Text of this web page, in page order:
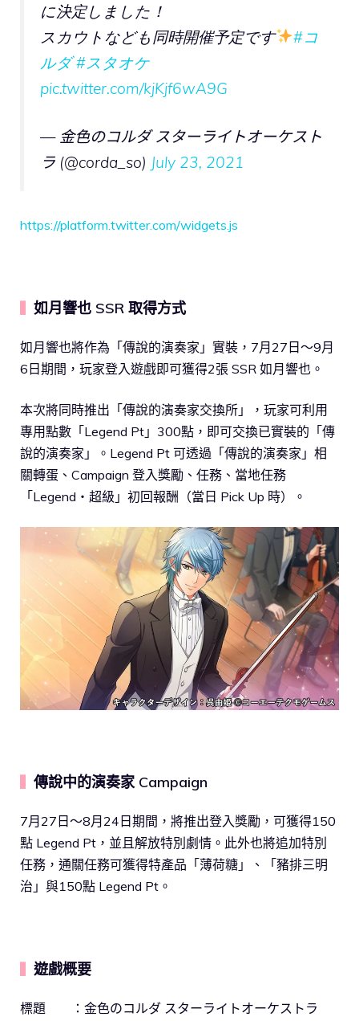
に決定しました！
スカウトなども同時開催予定です
#コ
ルダ #スタオケ
pic.twitter.com/kjKjf6wA9G
— 金色のコルダ スターライトオーケスト
ラ (@corda_so) July 23, 2021
https://platform.twitter.com/widgets.js
如月響也 SSR 取得方式
如月響也將作為「傳說的演奏家」實裝，7月27日～9月
6日期間，玩家登入遊戲即可獲得2張 SSR 如月響也。
本次將同時推出「傳說的演奏家交換所」，玩家可利用
專用點數「Legend Pt」300點，即可交換已實裝的「傳
說的演奏家」。Legend Pt 可透過「傳說的演奏家」相
關轉蛋、Campaign 登入獎勵、任務、當地任務
「Legend・超級」初回報酬（當日 Pick Up 時）。
傳說中的演奏家 Campaign
7月27日～8月24日期間，將推出登入獎勵，可獲得150
點 Legend Pt，並且解放特別劇情。此外也將追加特別
任務，通關任務可獲得特產品「薄荷糖」、「豬排三明
治」與150點 Legend Pt。
遊戲概要
標題 ：金色のコルダ スターライトオーケストラ